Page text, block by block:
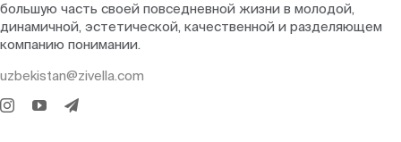
большую часть своей повседневной жизни в молодой,
динамичной, эстетической, качественной и разделяющем
компанию понимании.
uzbekistan@zivella.com